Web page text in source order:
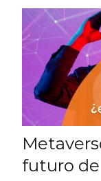
futuro de